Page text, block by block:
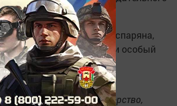
Юрий Трутнев.
центра Андраника Гаспаряна,
формируют у молодежи особый
командная работа, лидерство,